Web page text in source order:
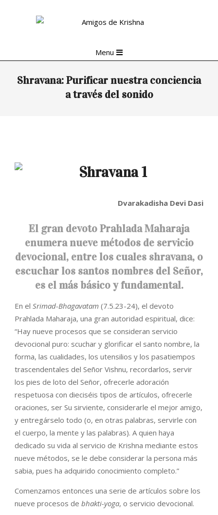
Navigation
Menu
Menu
Shravana: Purificar nuestra conciencia
a través del sonido
Dvarakadisha Devi Dasi
El gran devoto Prahlada Maharaja
enumera nueve métodos de servicio
devocional, entre los cuales shravana, o
escuchar los santos nombres del Señor,
es el más básico y fundamental.
En el Srimad-Bhagavatam (7.5.23-24), el devoto
Prahlada Maharaja, una gran autoridad espiritual, dice:
“Hay nueve procesos que se consideran servicio
devocional puro: scuchar y glorificar el santo nombre, la
forma, las cualidades, los utensilios y los pasatiempos
trascendentales del Señor Vishnu, recordarlos, servir
los pies de loto del Señor, ofrecerle adoración
respetuosa con dieciséis tipos de artículos, ofrecerle
oraciones, ser Su sirviente, considerarle el mejor amigo,
y entregárselo todo (o, en otras palabras, servirle con
el cuerpo, la mente y las palabras). A quien haya
dedicado su vida al servicio de Krishna mediante estos
nueve métodos, se le debe considerar la persona más
sabia, pues ha adquirido conocimiento completo.”
Comenzamos entonces una serie de artículos sobre los
nueve procesos de bhakti-yoga, o servicio devocional.